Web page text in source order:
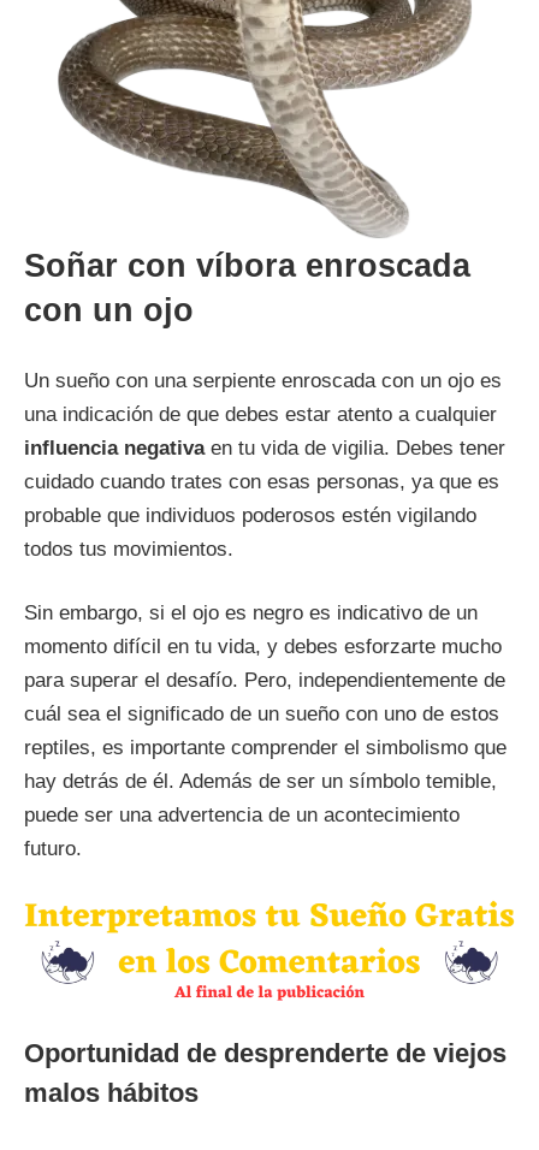
Soñar con víbora enroscada
con un ojo
Un sueño con una serpiente enroscada con un ojo es
una indicación de que debes estar atento a cualquier
influencia negativaen tu vida de vigilia. Debes tener
cuidado cuando trates con esas personas, ya que es
probable que individuos poderosos estén vigilando
todos tus movimientos.
Sin embargo, si el ojo es negro es indicativo de un
momento difícil en tu vida, y debes esforzarte mucho
para superar el desafío. Pero, independientemente de
cuál sea el significado de un sueño con uno de estos
reptiles, es importante comprender el simbolismo que
hay detrás de él. Además de ser un símbolo temible,
puede ser una advertencia de un acontecimiento
futuro.
Oportunidad de desprenderte de viejos
malos hábitos